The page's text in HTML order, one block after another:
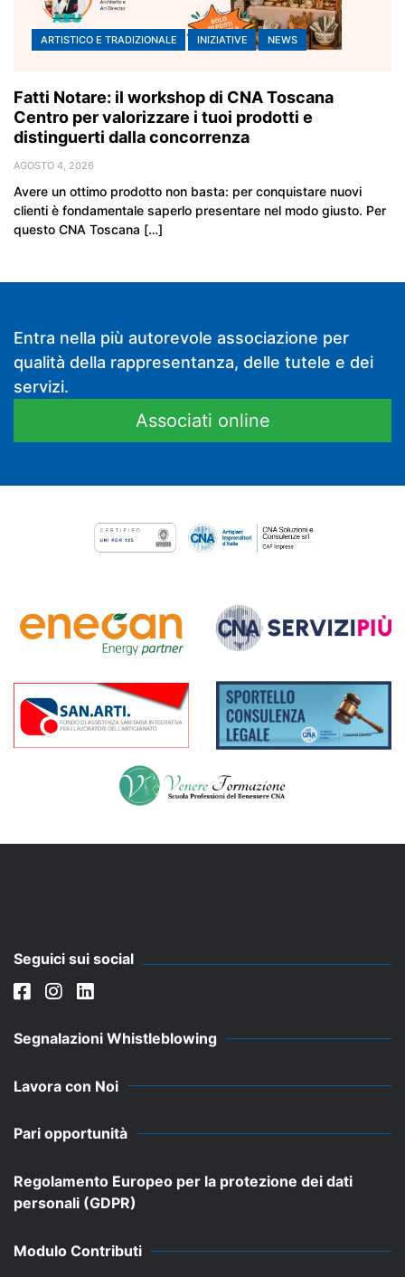
ARTISTICO E TRADIZIONALE INIZIATIVE NEWS
Fatti Notare: il workshop di CNA Toscana
Centro per valorizzare i tuoi prodotti e
distinguerti dalla concorrenza
AGOSTO 4, 2026
Avere un ottimo prodotto non basta: per conquistare nuovi
clienti è fondamentale saperlo presentare nel modo giusto. Per
questo CNA Toscana […]
Entra nella più autorevole associazione per
qualità della rappresentanza, delle tutele e dei
servizi.
Associati online
Seguici sui social
Segnalazioni Whistleblowing
Lavora con Noi
Pari opportunità
Regolamento Europeo per la protezione dei dati
personali (GDPR)
Modulo Contributi